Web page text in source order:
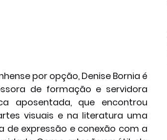
por opção, Denise Bornia é
de formação e servidora
aposentada, que encontrou
visuais e na literatura uma
de expressão e conexão com a